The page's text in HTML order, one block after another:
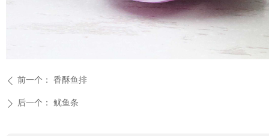
ꄴ 前一个： 香酥鱼排
ꄲ 后一个： 鱿鱼条